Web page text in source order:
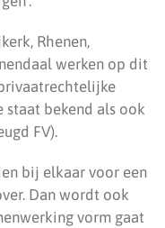
Rhenen,
werken op dit
staat bekend als ook
FV).
bij elkaar voor een
Dan wordt ook
vorm gaat